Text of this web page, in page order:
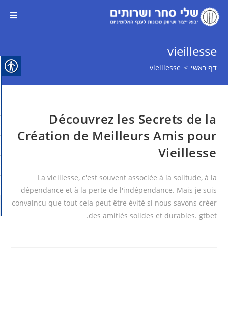
vieillesse
דף ראשי >
vieillesse
Découvrez les Secrets de la
Création de Meilleurs Amis pour
Vieillesse
La vieillesse, c'est souvent associée à la solitude, à la
dépendance et à la perte de l'indépendance. Mais je suis
convaincu que tout cela peut être évité si nous savons créer
des amitiés solides et durables. gtbet.